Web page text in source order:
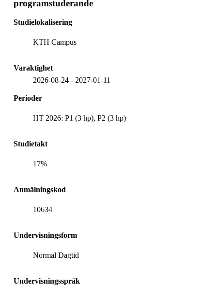
programstuderande
Studielokalisering
KTH Campus
Varaktighet
2026-08-24 - 2027-01-11
Perioder
HT 2026: P1 (3 hp), P2 (3 hp)
Studietakt
17%
Anmälningskod
10634
Undervisningsform
Normal Dagtid
Undervisningsspråk